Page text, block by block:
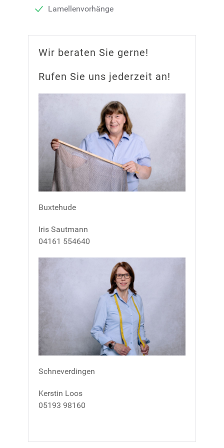
Lamellenvorhänge
Wir beraten Sie gerne!
Rufen Sie uns jederzeit an!
Buxtehude
Iris Sautmann
04161 554640
Schneverdingen
Kerstin Loos
05193 98160